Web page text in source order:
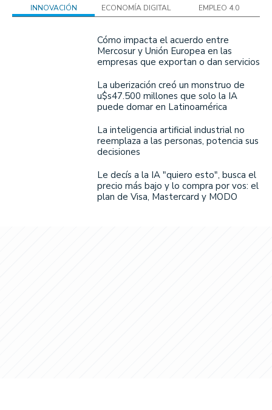
INNOVACIÓN ECONOMÍA DIGITAL EMPLEO 4.0
Cómo impacta el acuerdo entre
Mercosur y Unión Europea en las
empresas que exportan o dan servicios
La uberización creó un monstruo de
u$s47.500 millones que solo la IA
puede domar en Latinoamérica
La inteligencia artificial industrial no
reemplaza a las personas, potencia sus
decisiones
Le decís a la IA "quiero esto", busca el
precio más bajo y lo compra por vos: el
plan de Visa, Mastercard y MODO